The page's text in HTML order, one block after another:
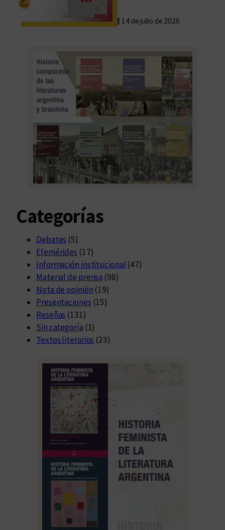
14 de julio de 2026
Categorías
Debates (5)
Efemérides (17)
Información institucional (47)
Material de prensa (98)
Nota de opinión (19)
Presentaciones (15)
Reseñas (131)
Sin categoría (1)
Textos literarios (23)